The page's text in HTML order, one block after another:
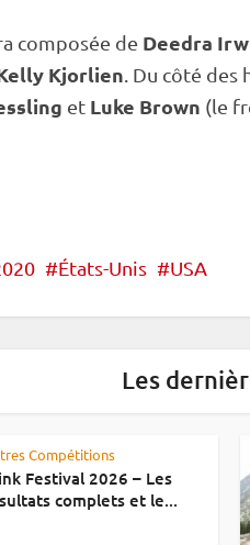
composée de Deedra
Kjorlien . Du côté des
et Luke Brown (le
États-Unis USA
Les
Compétitions
Festival 2026 – Les
complets et le...